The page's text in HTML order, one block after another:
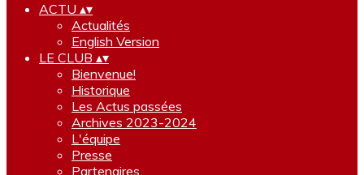
ACTU ▴▾
Actualités
English Version
LE CLUB ▴▾
Bienvenue!
Historique
Les Actus passées
Archives 2023-2024
L'équipe
Presse
Partenaires